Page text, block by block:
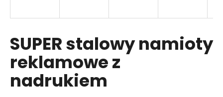
SUPER stalowy namioty
reklamowe z
nadrukiem
S